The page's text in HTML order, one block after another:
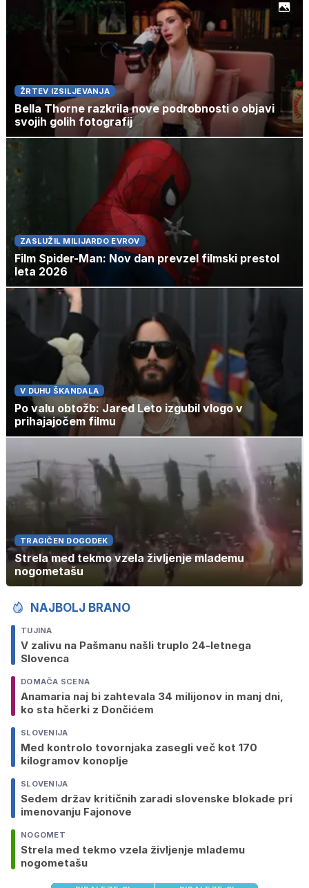
ŽRTEV IZSILJEVANJA
Bella Thorne razkrila nove podrobnosti o objavi
svojih golih fotografij
ZASLUŽIL MILIJARDO EVROV
Film Spider-Man: Nov dan prevzel filmski prestol
leta 2026
V DUHU ŠKANDALA
Po valu obtožb: Jared Leto izgubil vlogo v
prihajajočem filmu
TRAGIČEN DOGODEK
Strela med tekmo vzela življenje mlademu
nogometašu
NAJBOLJ BRANO
TUJINA
V zalivu na Pašmanu našli truplo 24-letnega
Slovenca
DOMAČA SCENA
Anamaria naj bi zahtevala 34 milijonov in manj dni,
ko sta hčerki z Dončićem
SLOVENIJA
Med kontrolo tovornjaka zasegli več kot 170
kilogramov konoplje
SLOVENIJA
Sedem držav kritičnih zaradi slovenske blokade pri
imenovanju Fajonove
NOGOMET
Strela med tekmo vzela življenje mlademu
nogometašu